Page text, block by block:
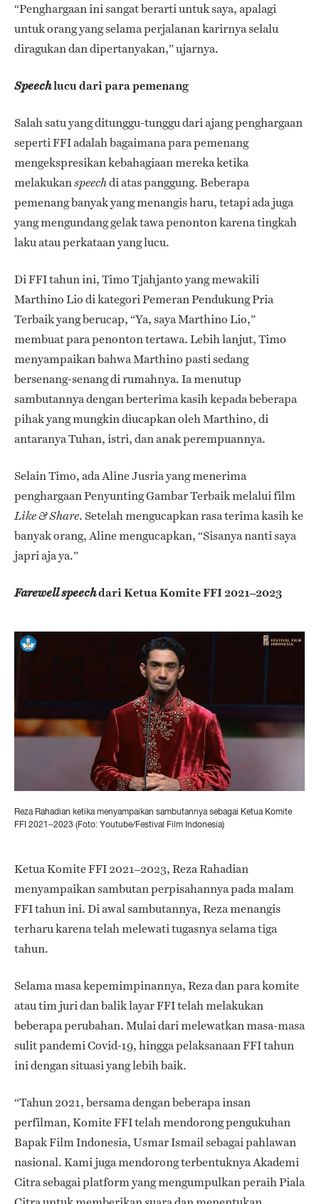
“Penghargaan ini sangat berarti untuk saya, apalagi
untuk orang yang selama perjalanan karirnya selalu
diragukan dan dipertanyakan,” ujarnya.
Speechlucu dari para pemenang
Salah satu yang ditunggu-tunggu dari ajang penghargaan
seperti FFI adalah bagaimana para pemenang
mengekspresikan kebahagiaan mereka ketika
melakukanspeechdi atas panggung. Beberapa
pemenang banyak yang menangis haru, tetapi ada juga
yang mengundang gelak tawa penonton karena tingkah
laku atau perkataan yang lucu.
Di FFI tahun ini, Timo Tjahjanto yang mewakili
Marthino Lio di kategori Pemeran Pendukung Pria
Terbaik yang berucap, “Ya, saya Marthino Lio,”
membuat para penonton tertawa. Lebih lanjut, Timo
menyampaikan bahwa Marthino pasti sedang
bersenang-senang di rumahnya. Ia menutup
sambutannya dengan berterima kasih kepada beberapa
pihak yang mungkin diucapkan oleh Marthino, di
antaranya Tuhan, istri, dan anak perempuannya.
Selain Timo, ada Aline Jusria yang menerima
penghargaan Penyunting Gambar Terbaik melalui film
Like & Share. Setelah mengucapkan rasa terima kasih ke
banyak orang, Aline mengucapkan, “Sisanya nanti saya
japri aja ya.”
Farewell speechdari Ketua Komite FFI 2021–2023
Reza Rahadian ketika menyampaikan sambutannya sebagai Ketua Komite
FFI 2021–2023 (Foto: Youtube/Festival Film Indonesia)
Ketua Komite FFI 2021–2023, Reza Rahadian
menyampaikan sambutan perpisahannya pada malam
FFI tahun ini. Di awal sambutannya, Reza menangis
terharu karena telah melewati tugasnya selama tiga
tahun.
Selama masa kepemimpinannya, Reza dan para komite
atau tim juri dan balik layar FFI telah melakukan
beberapa perubahan. Mulai dari melewatkan masa-masa
sulit pandemi Covid-19, hingga pelaksanaan FFI tahun
ini dengan situasi yang lebih baik.
“Tahun 2021, bersama dengan beberapa insan
perfilman, Komite FFI telah mendorong pengukuhan
Bapak Film Indonesia, Usmar Ismail sebagai pahlawan
nasional. Kami juga mendorong terbentuknya Akademi
Citra sebagai platform yang mengumpulkan peraih Piala